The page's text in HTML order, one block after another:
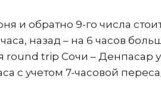
и обратно 9-го числа стоит
назад – на 6 часов
round trip Сочи – Денпасар у
с учетом 7-часовой